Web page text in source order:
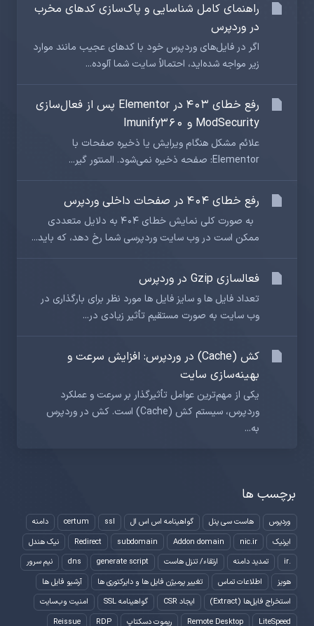
برچسب ها
وردپرس هاست سی پنل گواهینامه اس اس ال ssl
certum
دامنه
ایرنیک
nic.ir
Addon domain
subdomain
Redirect
نیک هندل
.ir
تمدید دامنه ارتقاء/ تنزل هاست generate script
dns
نیم سرور
هویز
اطلاعات تماس تغییر پرمیژن فایل ها و دایرکتوری ها
آرشیو فایل ها
استخراج فایل‌ها (Extract)
ایجاد CSR گواهینامه SSL
امنیت وب‌سایت
LiteSpeed
Remote Desktop ریموت دسکتاپ RDP
Reissue
راهنمای کامل شناسایی و پاک‌سازی کدهای مخرب
در وردپرس
اگر در فایل‌های وردپرس خود با کدهای عجیب مانند موارد
زیر مواجه شده‌اید، احتمالاً سایت شما آلوده...
رفع خطای 403 در Elementor پس از فعال‌سازی
ModSecurity و Imunify360
علائم مشکل هنگام ویرایش یا ذخیره صفحات با
Elementor: صفحه ذخیره نمی‌شود. المنتور گیر...
رفع خطای 404 در صفحات داخلی وردپرس
به صورت کلی نمایش خطای 404 به دلایل متعددی
ممکن است در وب سایت وردپرسی شما رخ دهد، که باید...
فعالسازی Gzip در وردپرس
تعداد فایل ها و سایز فایل ها مورد نظر برای بارگذاری در
وب سایت به صورت مستقیم تأثیر زیادی در...
کش (Cache) در وردپرس: افزایش سرعت و
بهینه‌سازی سایت
یکی از مهم‌ترین عوامل تأثیرگذار بر سرعت و عملکرد
وردپرس، سیستم کش (Cache) است. کش در وردپرس
به...